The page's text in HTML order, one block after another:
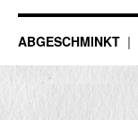
ABGESCHMINKT